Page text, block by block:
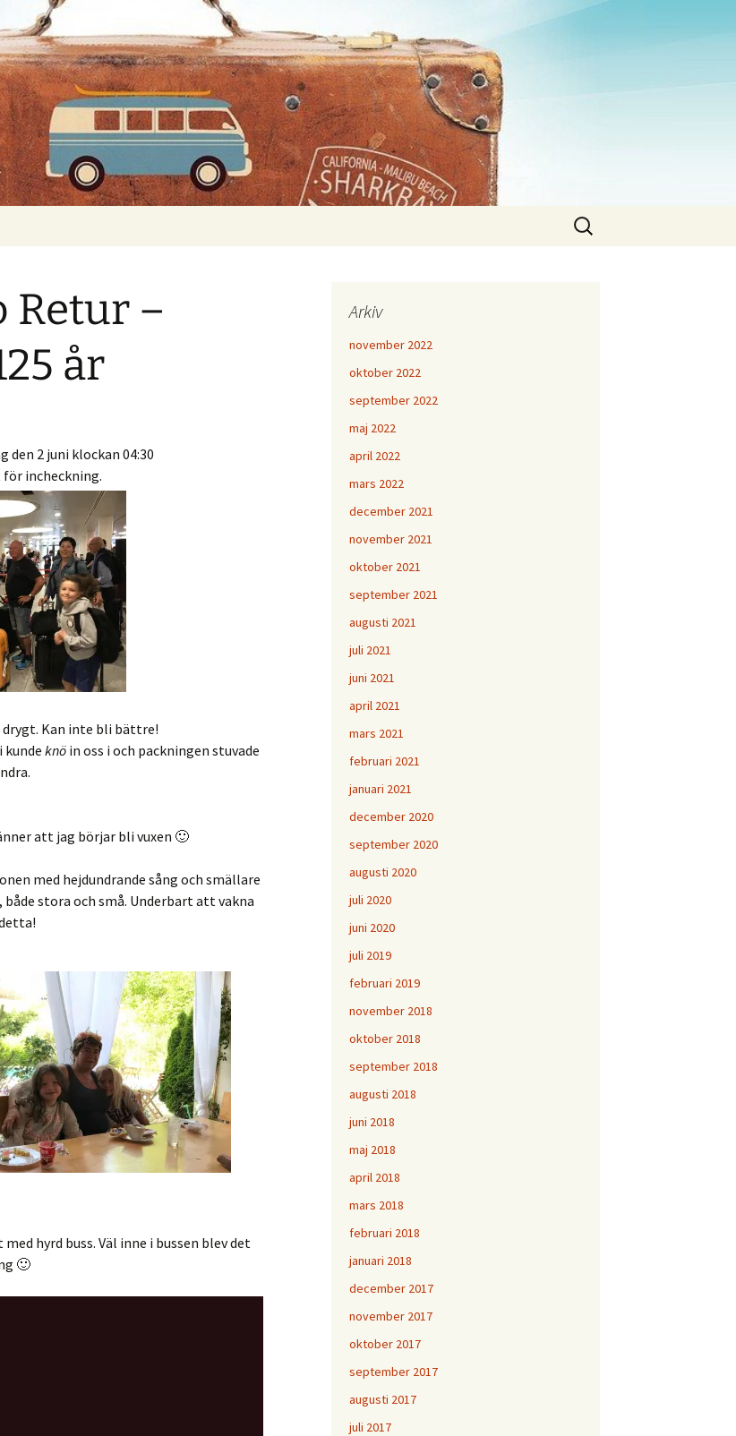
Sök
efter:
Retur –
år
2 juni klockan 04:30
incheckning.
Kan inte bli bättre!
kundeknö in oss i och packningen stuvade
att jag börjar bli vuxen 🙂
med hejdundrande sång och smällare
stora och små. Underbart att vakna
hyrd buss. Väl inne i bussen blev det
🙂
Arkiv
november 2022
oktober 2022
september 2022
maj 2022
april 2022
mars 2022
december 2021
november 2021
oktober 2021
september 2021
augusti 2021
juli 2021
juni 2021
april 2021
mars 2021
februari 2021
januari 2021
december 2020
september 2020
augusti 2020
juli 2020
juni 2020
juli 2019
februari 2019
november 2018
oktober 2018
september 2018
augusti 2018
juni 2018
maj 2018
april 2018
mars 2018
februari 2018
januari 2018
december 2017
november 2017
oktober 2017
september 2017
augusti 2017
juli 2017